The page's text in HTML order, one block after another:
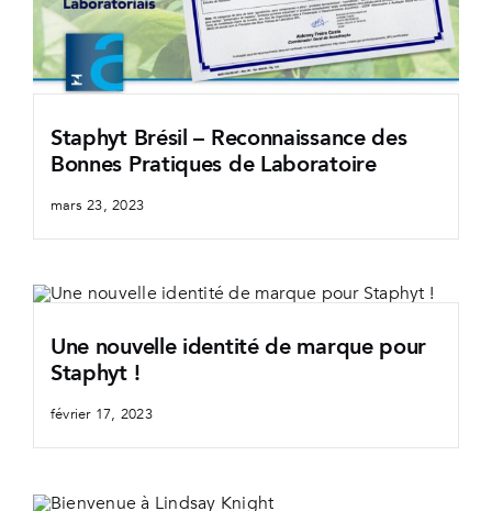
Staphyt Brésil – Reconnaissance des
Bonnes Pratiques de Laboratoire
mars 23, 2023
Une nouvelle identité de marque pour
Staphyt !
février 17, 2023